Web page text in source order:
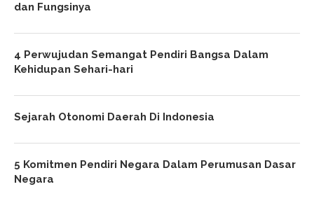
dan Fungsinya
4 Perwujudan Semangat Pendiri Bangsa Dalam
Kehidupan Sehari-hari
Sejarah Otonomi Daerah Di Indonesia
5 Komitmen Pendiri Negara Dalam Perumusan Dasar
Negara